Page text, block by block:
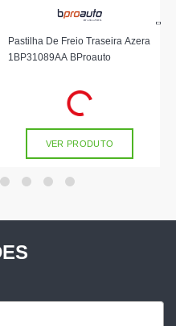
Pastilha De Freio Traseira Azera
1BP31089AA BProauto
em até 5x de
VER PRODUTO
5 6 7 8